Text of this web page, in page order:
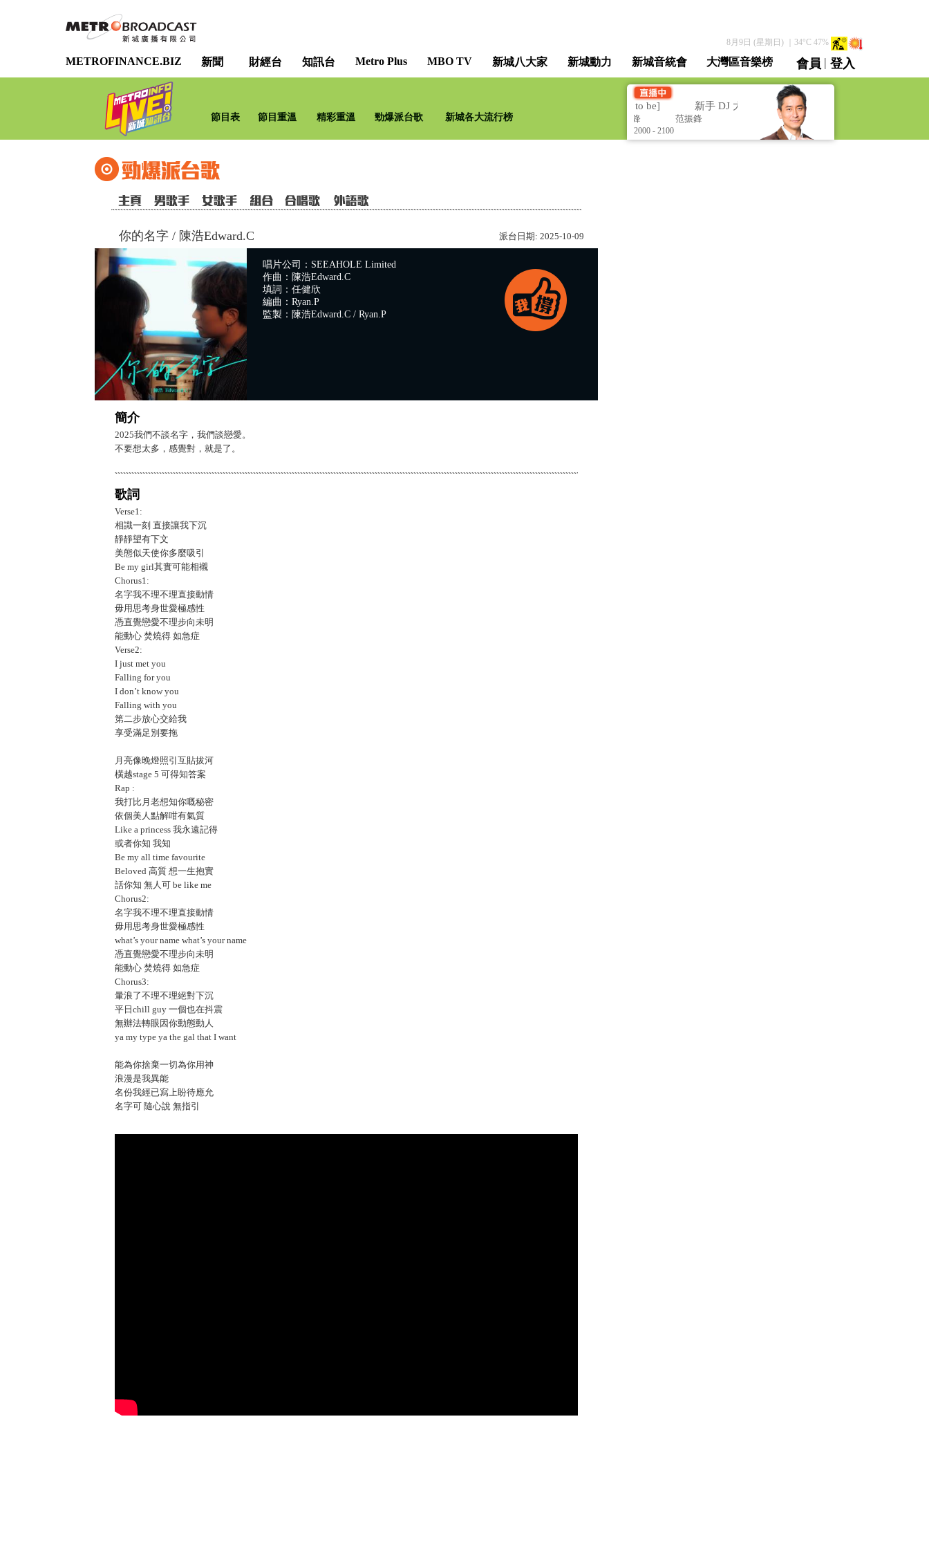
8月9日 (星期日)｜ 34°C 47%
METROFINANCE.BIZ 新聞 財經台 知訊台 Metro Plus MBO TV 新城八大家 新城動力 新城音統會 大灣區音樂榜 會員 | 登入
直播 / 重溫
節目表 節目重溫 精彩重溫 勁爆派台歌 新城各大流行榜
新手 DJ 大鳴聲 [A DJ to be] 新手 DJ 大鳴聲 [A DJ to be]
范振鋒 范振鋒
2000 - 2100
你的名字 / 陳浩Edward.C 派台日期: 2025-10-09
唱片公司：SEEAHOLE Limited
作曲：陳浩Edward.C
填詞：任健欣
編曲：Ryan.P
監製：陳浩Edward.C / Ryan.P
簡介
2025我們不談名字，我們談戀愛。
不要想太多，感覺對，就是了。
歌詞
Verse1:
相識一刻 直接讓我下沉
靜靜望有下文
美態似天使你多麼吸引
Be my girl其實可能相襯
Chorus1:
名字我不理不理直接動情
毋用思考身世愛極感性
憑直覺戀愛不理步向未明
能動心 焚燒得 如急症
Verse2:
I just met you
Falling for you
I don’t know you
Falling with you
第二步放心交給我
享受滿足別要拖
月亮像晚燈照引互貼拔河
橫越stage 5 可得知答案
Rap :
我打比月老想知你嘅秘密
依個美人點解咁有氣質
Like a princess 我永遠記得
或者你知 我知
Be my all time favourite
Beloved 高質 想一生抱實
話你知 無人可 be like me
Chorus2:
名字我不理不理直接動情
毋用思考身世愛極感性
what’s your name what’s your name
憑直覺戀愛不理步向未明
能動心 焚燒得 如急症
Chorus3:
暈浪了不理不理絕對下沉
平日chill guy 一個也在抖震
無辦法轉眼因你動態動人
ya my type ya the gal that I want
能為你捨棄一切為你用神
浪漫是我異能
名份我經已寫上盼待應允
名字可 隨心說 無指引